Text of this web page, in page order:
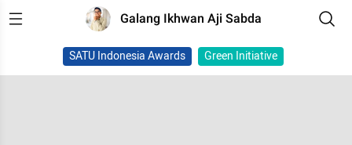
Galang Ikhwan Aji Sabda
SATU Indonesia Awards Green Initiative